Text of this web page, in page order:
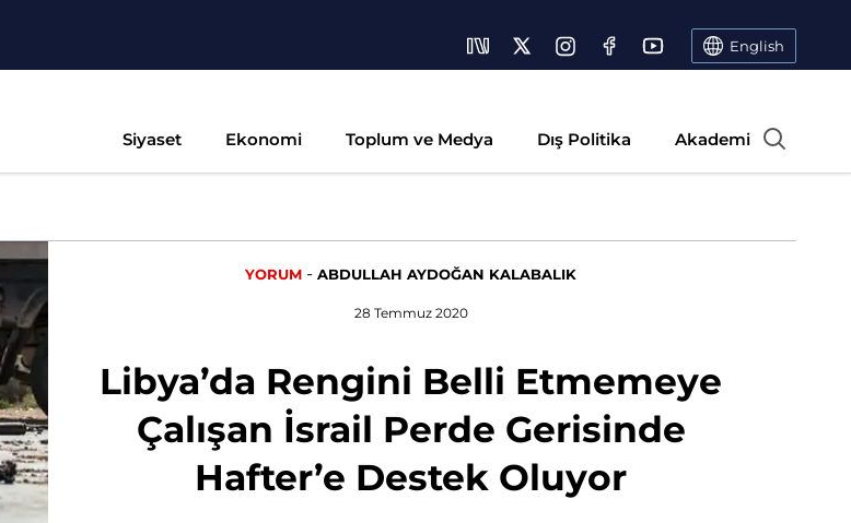
English
Siyaset Ekonomi Toplum ve Medya Dış Politika Akademi
YORUM -ABDULLAH AYDOĞAN KALABALIK
28 Temmuz 2020
Libya’da Rengini Belli Etmemeye
Çalışan İsrail Perde Gerisinde
Hafter’e Destek Oluyor